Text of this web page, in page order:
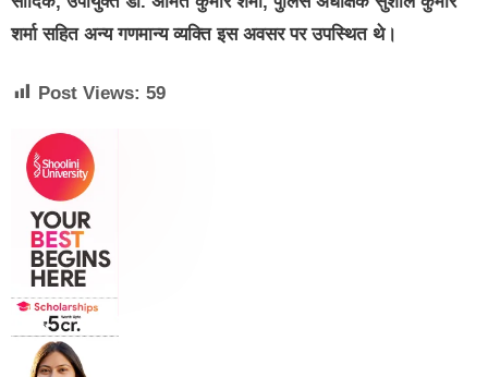
शर्मा सहित अन्य गणमान्य व्यक्ति इस अवसर पर उपस्थित थे।
Post Views: 59